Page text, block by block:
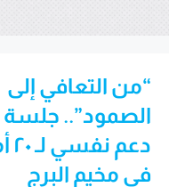
“من التعافي إلى
الصمود”.. جلسة
دعم نفسي لـ ٢٠ أماً
في مخيم البرج